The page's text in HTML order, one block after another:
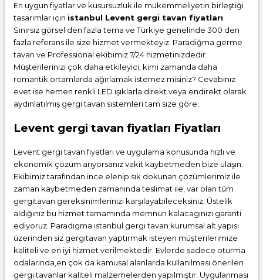
En uygun fiyatlar ve kusursuzluk ile mükemmeliyetin birleştiği
tasarımlar için istanbul Levent gergi tavan fiyatları.
Sınırsız görsel den fazla tema ve Türkiye genelinde 300 den
fazla referans ile size hizmet vermekteyiz. Paradiğma germe
tavan ve Professional ekibimiz 7/24 hizmetinizdedir.
Müşterilerinizi çok daha etkileyici, kimi zamanda daha
romantik ortamlarda ağırlamak istemez misiniz? Cevabınız
evet ise hemen renkli LED ışıklarla direkt veya endirekt olarak
aydınlatılmış gergi tavan sistemleri tam size göre.
Levent gergi tavan fiyatları Fiyatları
Levent gergi tavan fiyatları ve uygulama konusunda hızlı ve
ekonomik çözüm arıyorsanız vakit kaybetmeden bize ulaşın.
Ekibimiz tarafından ince elenip sık dokunan çözümlerimiz ile
zaman kaybetmeden zamanında teslimat ile, var olan tüm
gergitavan gereksinimlerinizi karşılayabileceksiniz. Üstelik
aldığınız bu hizmet tamamında memnun kalacagınızı garanti
ediyoruz. Paradigma istanbul gergi tavan kurumsal alt yapısı
üzerinden siz gergitavan yaptırmak isteyen müşterilerimize
kaliteli ve en iyi hizmet verilmektedir. Evlerde sadece oturma
odalarında,en çok da kamusal alanlarda kullanılması önerilen
gergi tavanlar kaliteli malzemelerden yapılmıştır. Uygulanması